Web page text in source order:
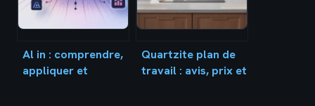
Al in : comprendre,
appliquer et
Quartzite plan de
travail : avis, prix et